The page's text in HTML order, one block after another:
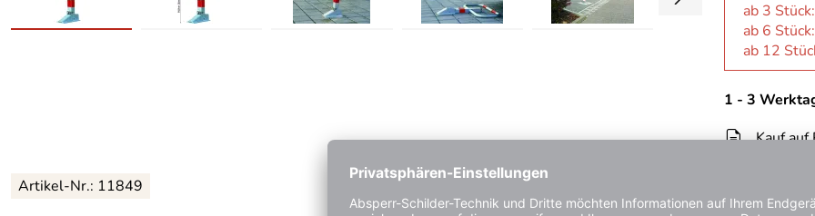
ab 3
ab 6
ab 12
1 - 3
Kauf auf
Artikel-Nr.: 11849